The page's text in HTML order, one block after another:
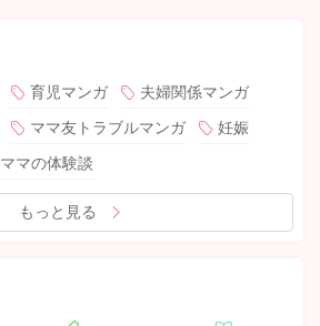
育児マンガ
夫婦関係マンガ
ママ友トラブルマンガ
妊娠
ママの体験談
もっと見る